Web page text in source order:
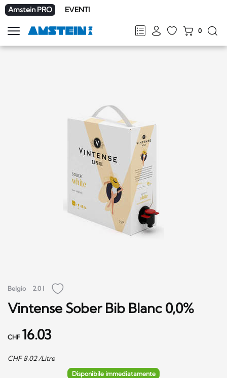
Amstein PRO EVENTI
FRDEENIT
0
Mostra
la
Belgio 2.0 l
Vintense Sober Bib Blanc 0,0%
CHF 16.03
CHF8.02/Litre
Disponibile immediatamente